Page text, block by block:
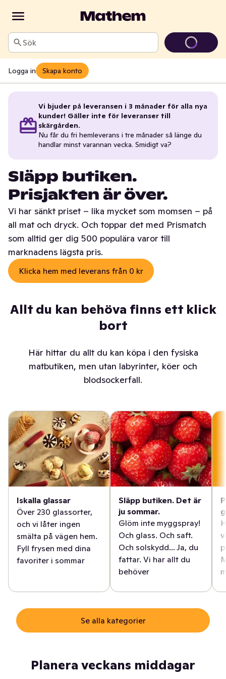
Sök
Logga in Skapa konto
Vi bjuder på leveransen i 3 månader för alla nya
kunder! Gäller inte för leveranser till
skärgården.
Nu får du fri hemleverans i tre månader så länge du
handlar minst varannan vecka. Smidigt va?
Släpp butiken.
Prisjakten är över.
Vi har sänkt priset – lika mycket som momsen – på
all mat och dryck. Och toppar det med Prismatch
som alltid ger dig 500 populära varor till
marknadens lägsta pris.
Klicka hem med leverans från 0 kr
Allt du kan behöva finns ett klick
bort
Här hittar du allt du kan köpa i den fysiska
matbutiken, men utan labyrinter, köer och
blodsockerfall.
Iskalla glassar
Över 230 glassorter,
och vi låter ingen
smälta på vägen hem.
Fyll frysen med dina
favoriter i sommar
Släpp butiken. Det är
ju sommar.
Glöm inte myggspray!
Och glass. Och saft.
Och solskydd... Ja, du
fattar. Vi har allt du
behöver
Se alla kategorier
Planera veckans middagar